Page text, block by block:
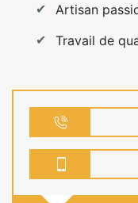
Artisan
Travail de